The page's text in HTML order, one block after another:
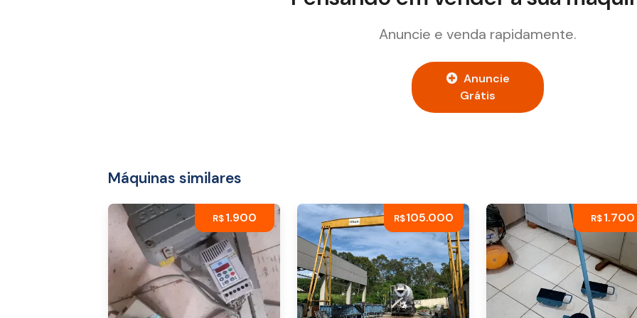
Anuncie e venda rapidamente.
Anuncie
Grátis
Máquinas similares
R$1.900 R$105.000 R$1.700